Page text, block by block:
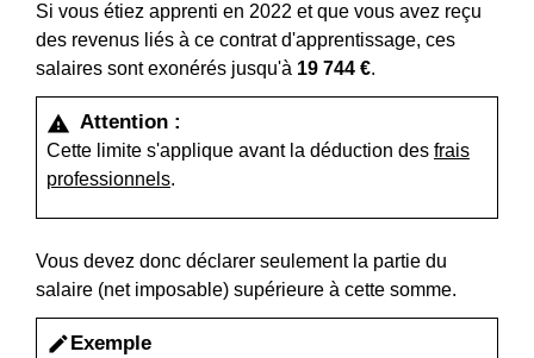
Si vous étiez apprenti en 2022 et que vous avez reçu
des revenus liés à ce contrat d'apprentissage, ces
salaires sont exonérés jusqu'à 19 744 €.
warning Attention :
Cette limite s'applique avant la déduction des frais
professionnels.
Vous devez donc déclarer seulement la partie du
salaire (net imposable) supérieure à cette somme.
editExemple